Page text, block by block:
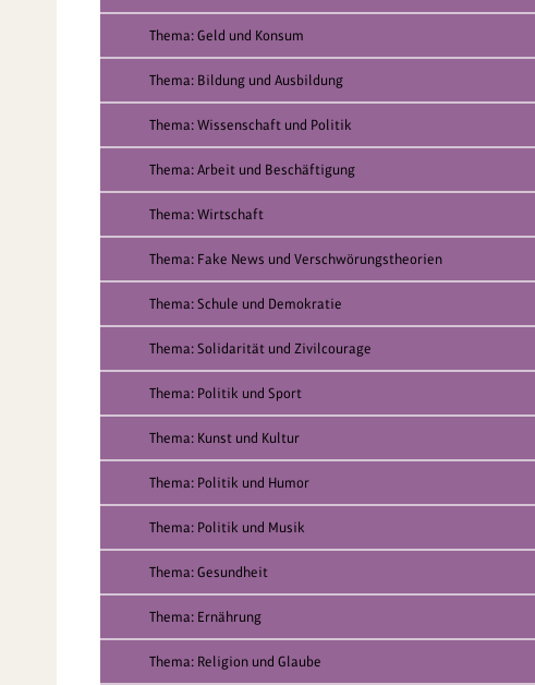
Thema: Geld und Konsum
Thema: Bildung und Ausbildung
Thema: Wissenschaft und Politik
Thema: Arbeit und Beschäftigung
Thema: Wirtschaft
Thema: Fake News und Verschwörungstheorien
Thema: Schule und Demokratie
Thema: Solidarität und Zivilcourage
Thema: Politik und Sport
Thema: Kunst und Kultur
Thema: Politik und Humor
Thema: Politik und Musik
Thema: Gesundheit
Thema: Ernährung
Thema: Religion und Glaube